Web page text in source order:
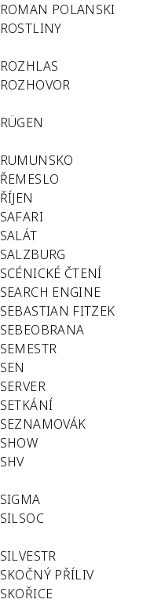
ROMAN POLANSKI
ROSTLINY
ROZHLAS
ROZHOVOR
RÜGEN
RUMUNSKO
ŘEMESLO
ŘÍJEN
SAFARI
SALÁT
SALZBURG
SCÉNICKÉ ČTENÍ
SEARCH ENGINE
SEBASTIAN FITZEK
SEBEOBRANA
SEMESTR
SEN
SERVER
SETKÁNÍ
SEZNAMOVÁK
SHOW
SHV
SIGMA
SILSOC
SILVESTR
SKOČNÝ PŘÍLIV
SKOŘICE